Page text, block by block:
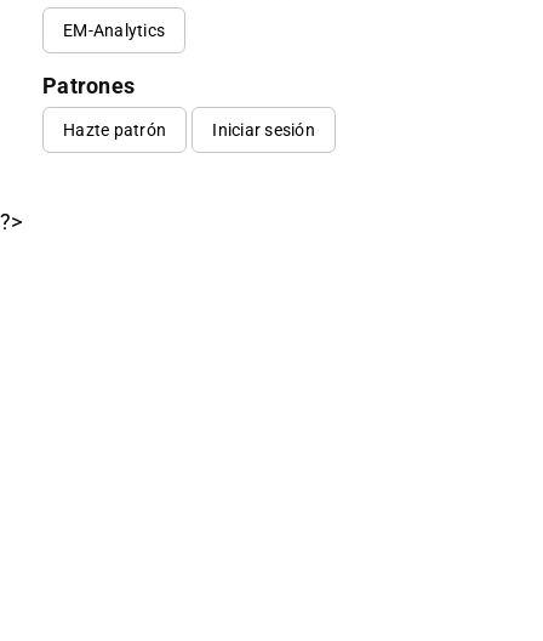
EM-Analytics
Patrones
Hazte patrón Iniciar sesión
?>